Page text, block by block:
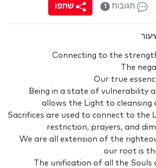
תגובות 1 שתפו
Connecting to the
The
Our true
Being in a state of vulnerability
allows the Light to cleansing
Sacrifices are used to connect to the
restriction, prayers, and
We are all extension of the
our root is
The unification of all the Souls